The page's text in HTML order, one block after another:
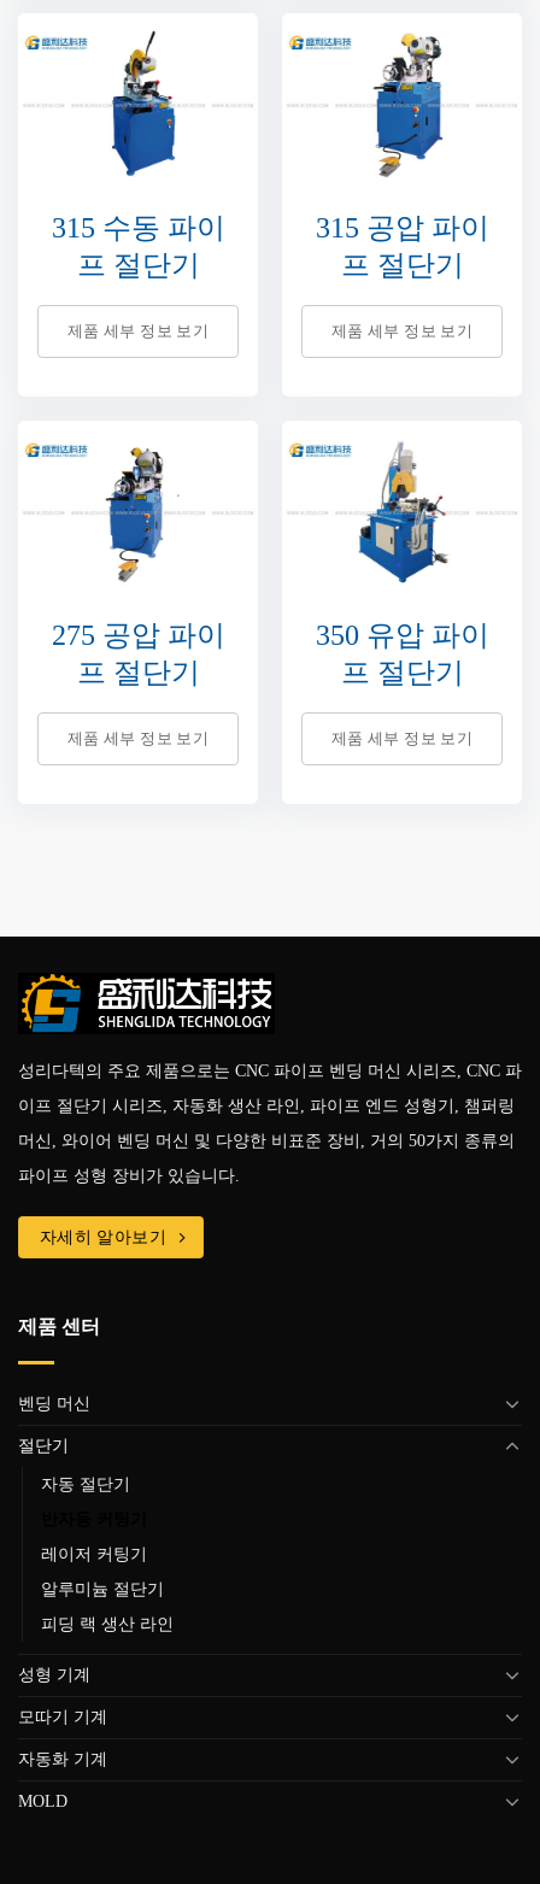
315 수동 파이
프 절단기
제품 세부 정보 보기
315 공압 파이
프 절단기
제품 세부 정보 보기
275 공압 파이
프 절단기
제품 세부 정보 보기
350 유압 파이
프 절단기
제품 세부 정보 보기
성리다텍의 주요 제품으로는 CNC 파이프 벤딩 머신 시리즈, CNC 파
이프 절단기 시리즈, 자동화 생산 라인, 파이프 엔드 성형기, 챔퍼링
머신, 와이어 벤딩 머신 및 다양한 비표준 장비, 거의 50가지 종류의
파이프 성형 장비가 있습니다.
자세히 알아보기
제품 센터
벤딩 머신
절단기
자동 절단기
레이저 커팅기
알루미늄 절단기
피딩 랙 생산 라인
성형 기계
모따기 기계
자동화 기계
MOLD